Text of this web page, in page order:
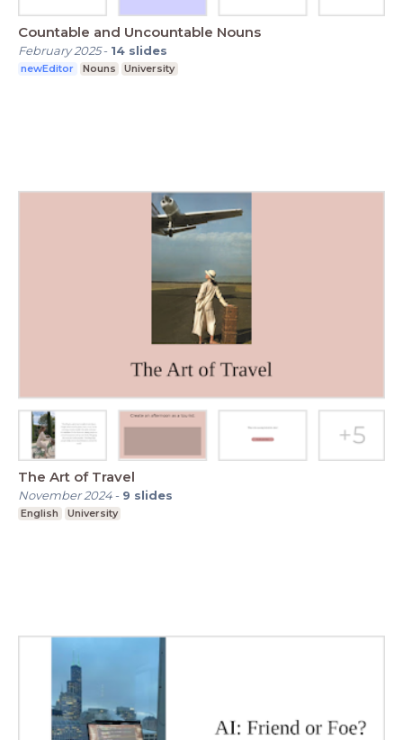
Countable and Uncountable Nouns
February 2025- 14 slides
newEditor Nouns University
The Art of Travel
November 2024- 9 slides
English University